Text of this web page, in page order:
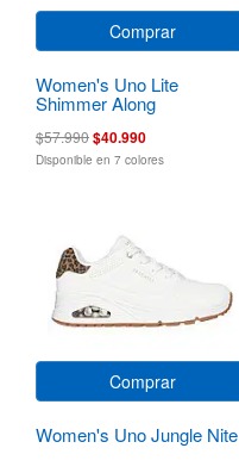
Comprar
Women's Uno Lite
Shimmer Along
$57.990$40.990
Disponible en 7 colores
Comprar
Women's Uno Jungle Nite